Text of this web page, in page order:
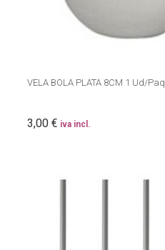
VELA BOLA PLATA 8CM 1 Ud/Paq
3,00 € iva incl.